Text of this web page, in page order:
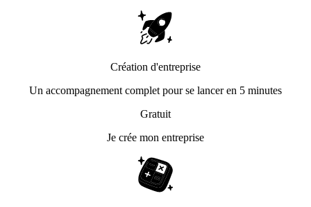
Création d'entreprise
Un accompagnement complet pour se lancer en 5 minutes
Gratuit
Je crée mon entreprise